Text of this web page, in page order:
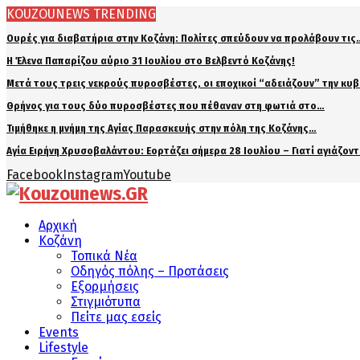
KOUZOUNEWS TRENDING
Ουρές για διαβατήρια στην Κοζάνη: Πολίτες σπεύδουν να προλάβουν
Η Έλενα Παπαρίζου αύριο 31 Ιουλίου στο Βελβεντό Κοζάνης!
Μετά τους τρεις νεκρούς πυροσβέστες, οι εποχικοί “αδειάζουν” την
Θρήνος για τους δύο πυροσβέστες που πέθαναν στη φωτιά στο…
Τιμήθηκε η μνήμη της Αγίας Παρασκευής στην πόλη της Κοζάνης…
Αγία Ειρήνη Χρυσοβαλάντου: Εορτάζει σήμερα 28 Ιουλίου – Γιατί
FacebookInstagramYoutube
Αρχική
Κοζάνη
Τοπικά Νέα
Οδηγός πόλης – Προτάσεις
Εξορμήσεις
Στιγμιότυπα
Πείτε μας εσείς
Events
Lifestyle